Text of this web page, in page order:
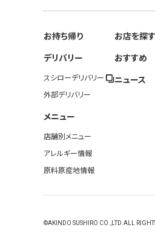
お持ち帰り
デリバリー
スシローデリバリー
外部デリバリー
メニュー
店舗別メニュー
アレルギー情報
原料原産地情報
お店を探す
おすすめ
ニュース
©AKINDO SUSHIRO CO.,LTD.ALL RIGHTS